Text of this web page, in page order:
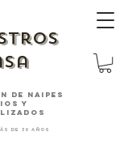
de naipes
Y
de 30 años